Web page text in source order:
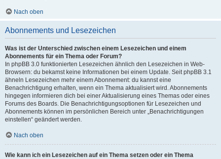
Nach oben
Abonnements und Lesezeichen
Was ist der Unterschied zwischen einem Lesezeichen und einem
Abonnements für ein Thema oder Forum?
In phpBB 3.0 funktionierten Lesezeichen ähnlich den Lesezeichen in Web-
Browsern: du bekamst keine Informationen bei einem Update. Seit phpBB 3.1
ähneln Lesezeichen mehr einem Abonnement: du kannst eine
Benachrichtigung erhalten, wenn ein Thema aktualisiert wird. Abonnements
hingegen informieren dich bei einer Aktualisierung eines Themas oder eines
Forums des Boards. Die Benachrichtigungsoptionen für Lesezeichen und
Abonnements können im persönlichen Bereich unter „Benachrichtigungen
einstellen“ geändert werden.
Nach oben
Wie kann ich ein Lesezeichen auf ein Thema setzen oder ein Thema